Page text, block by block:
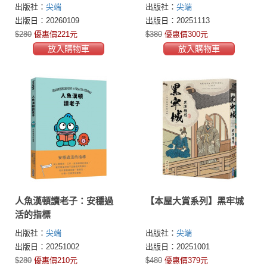
出版社： 尖端
出版日：20260109
$280 優惠價221元
放入購物車
出版社： 尖端
出版日：20251113
$380 優惠價300元
放入購物車
人魚漢頓讀老子：安穩過
活的指標
出版社： 尖端
出版日：20251002
$280 優惠價210元
【本屋大賞系列】黑牢城
出版社： 尖端
出版日：20251001
$480 優惠價379元